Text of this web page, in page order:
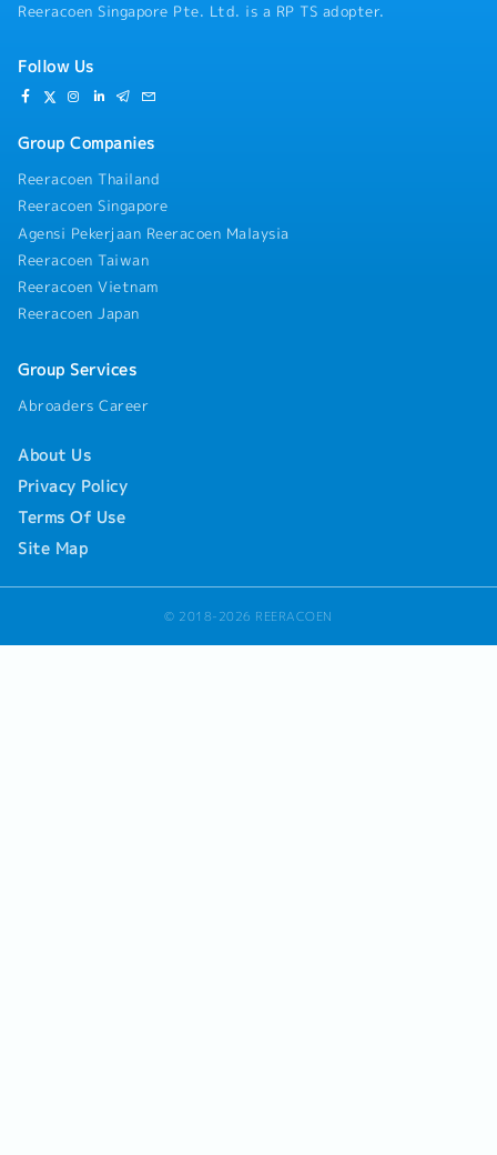
Reeracoen Singapore Pte. Ltd. is a RP TS adopter.
Follow Us
Group Companies
Reeracoen Thailand
Reeracoen Singapore
Agensi Pekerjaan Reeracoen Malaysia
Reeracoen Taiwan
Reeracoen Vietnam
Reeracoen Japan
Group Services
Abroaders Career
About Us
Privacy Policy
Terms Of Use
Site Map
© 2018-2026 REERACOEN